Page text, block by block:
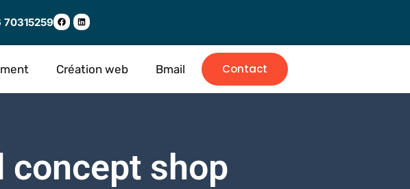
70315259
Création web Bmail Contact
concept shop